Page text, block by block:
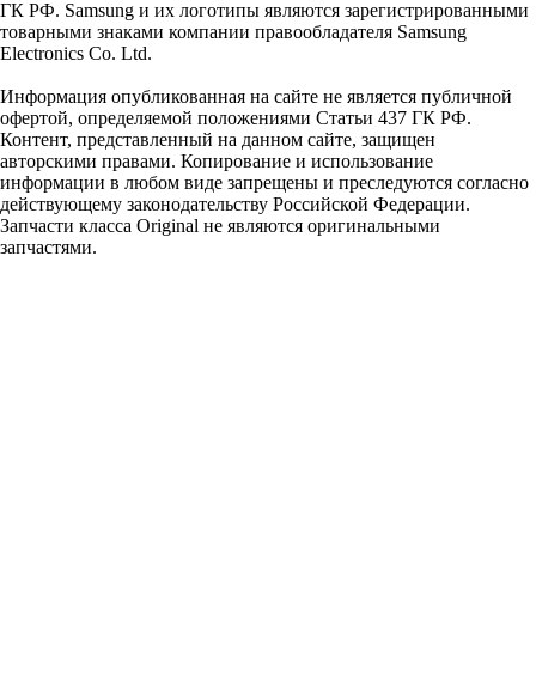
ГК РФ. Samsung и их логотипы являются зарегистрированными
товарными знаками компании правообладателя Samsung
Electronics Co. Ltd.
Информация опубликованная на сайте не является публичной
офертой, определяемой положениями Статьи 437 ГК РФ.
Контент, представленный на данном сайте, защищен
авторскими правами. Копирование и использование
информации в любом виде запрещены и преследуются согласно
действующему законодательству Российской Федерации.
Запчасти класса Original не являются оригинальными
запчастями.